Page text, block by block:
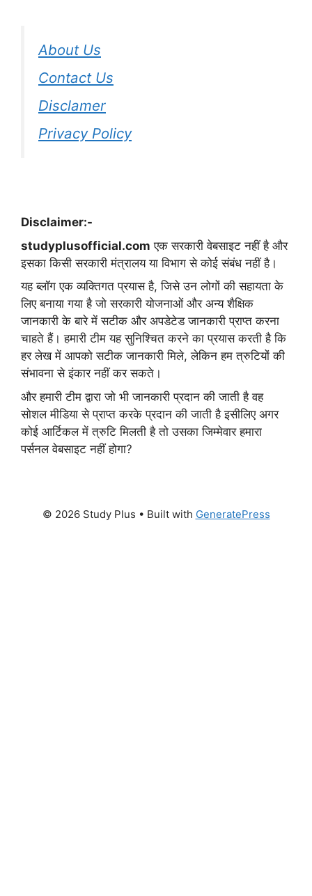
About Us
Contact Us
Disclamer
Privacy Policy
Disclaimer:-
studyplusofficial.com एक सरकारी वेबसाइट नहीं है और
इसका किसी सरकारी मंत्रालय या विभाग से कोई संबंध नहीं है।
यह ब्लॉग एक व्यक्तिगत प्रयास है, जिसे उन लोगों की सहायता के
लिए बनाया गया है जो सरकारी योजनाओं और अन्य शैक्षिक
जानकारी के बारे में सटीक और अपडेटेड जानकारी प्राप्त करना
चाहते हैं। हमारी टीम यह सुनिश्चित करने का प्रयास करती है कि
हर लेख में आपको सटीक जानकारी मिले, लेकिन हम त्रुटियों की
संभावना से इंकार नहीं कर सकते।
और हमारी टीम द्वारा जो भी जानकारी प्रदान की जाती है वह
सोशल मीडिया से प्राप्त करके प्रदान की जाती है इसीलिए अगर
कोई आर्टिकल में त्रुटि मिलती है तो उसका जिम्मेवार हमारा
पर्सनल वेबसाइट नहीं होगा?
© 2026 Study Plus • Built with GeneratePress